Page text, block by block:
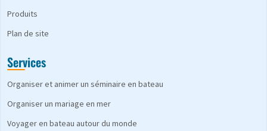
Produits
Plan de site
Services
Organiser et animer un séminaire en bateau
Organiser un mariage en mer
Voyager en bateau autour du monde